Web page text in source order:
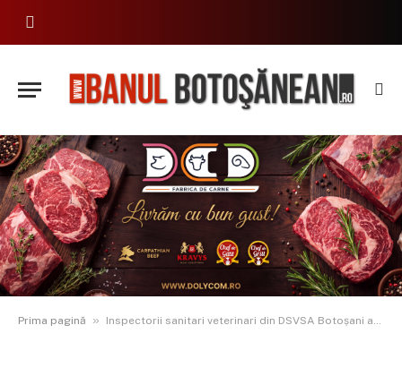
Prima pagină » Inspectorii sanitari veterinari din DSVSA Botoșani au început controalele în județ